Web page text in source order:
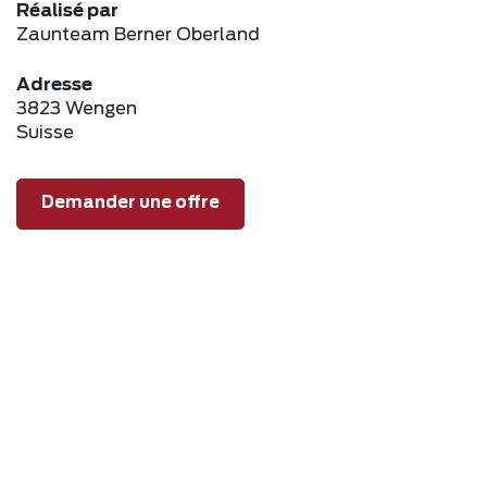
Réalisé par
Zaunteam Berner Oberland
Adresse
3823 Wengen
Suisse
Demander une offre